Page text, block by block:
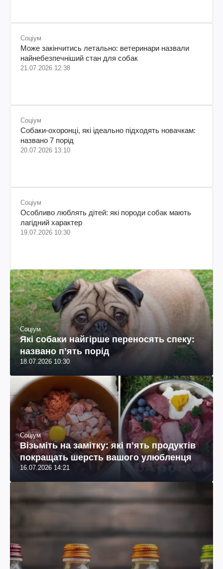
Соціум
Може закінчитись летально: ветеринари назвали
найнебезпечніший стан для собак
21.07.2026 12:38
Соціум
Собаки-охоронці, які ідеально підходять новачкам:
названо 7 порід
20.07.2026 13:10
Соціум
Особливо люблять дітей: які породи собак мають
лагідний характер
19.07.2026 10:30
Соціум
Які собаки найгірше переносять спеку:
названо пʼять порід
18.07.2026 10:30
Соціум
Візьміть на замітку: які пʼять продуктів
покращать шерсть вашого улюбленця
16.07.2026 14:21